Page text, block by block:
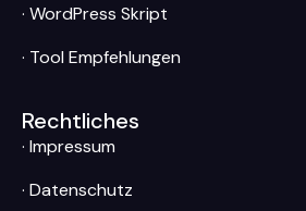
· WordPress Skript
· Tool Empfehlungen
Rechtliches
· Impressum
· Datenschutz